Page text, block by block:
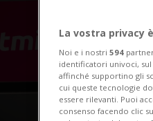
La vostra privacy
Noi e i nostri 594
identificatori univoci,
affinché supportino gli
cui queste tecnologie
essere rilevanti. Puoi
consenso facendo clic